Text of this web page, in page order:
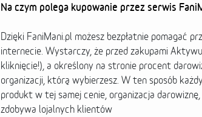
Na czym polega kupowanie przez serwis
Dzięki FaniMani.pl możesz bezpłatnie pomagać
internecie. Wystarczy, że przed zakupami
kliknięcie!), a określony na stronie procent
organizacji, którą wybierzesz. W ten sposób
produkt w tej samej cenie, organizacja
zdobywa lojalnych klientów